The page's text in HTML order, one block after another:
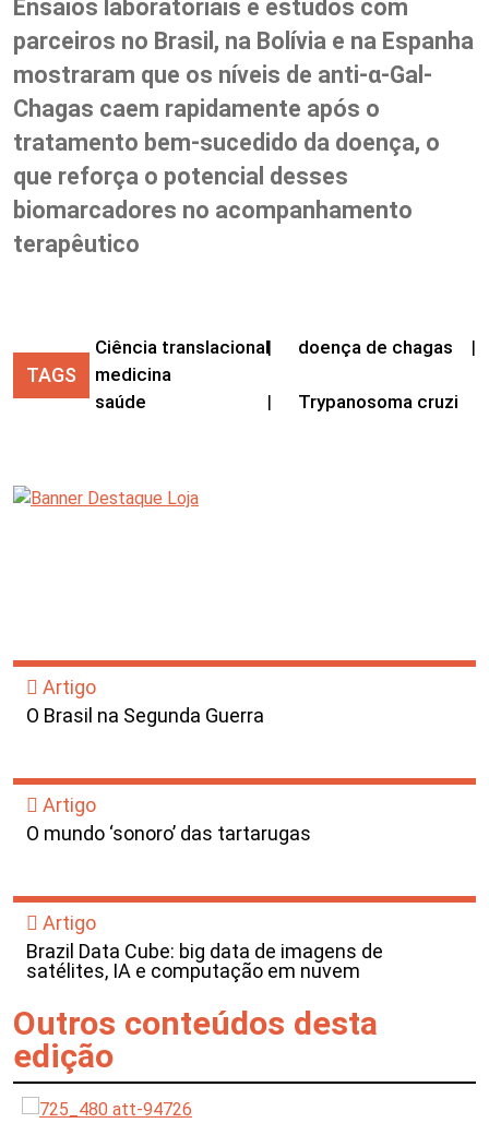
Ensaios laboratoriais e estudos com
parceiros no Brasil, na Bolívia e na Espanha
mostraram que os níveis de anti-α-Gal-
Chagas caem rapidamente após o
tratamento bem-sucedido da doença, o
que reforça o potencial desses
biomarcadores no acompanhamento
terapêutico
TAGS
Ciência translacional| doença de chagas
|
medicina
saúde
| Trypanosoma cruzi
Artigo
O Brasil na Segunda Guerra
Artigo
O mundo ‘sonoro’ das tartarugas
Artigo
Brazil Data Cube: big data de imagens de
satélites, IA e computação em nuvem
Outros conteúdos desta
edição